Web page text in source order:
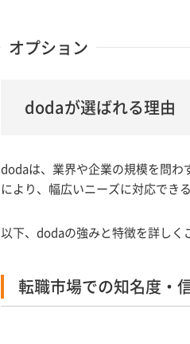
オプション
dodaが選ばれる理由
dodaは、業界や企業の規模を問わ
により、幅広いニーズに対応でき
以下、dodaの強みと特徴を詳しく
転職市場での知名度・